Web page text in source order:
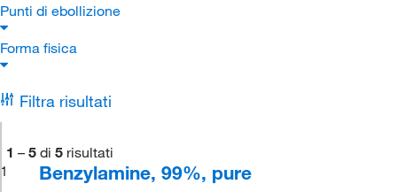
Punti di ebollizione
Forma fisica
Filtra risultati
1 – 5 di 5 risultati
1
Benzylamine, 99%, pure